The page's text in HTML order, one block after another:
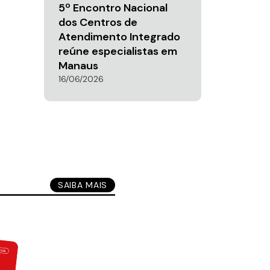
5º Encontro Nacional
dos Centros de
Atendimento Integrado
reúne especialistas em
Manaus
16/06/2026
SAIBA MAIS